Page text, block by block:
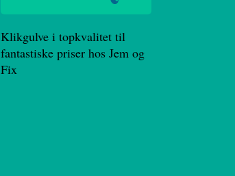
Klikgulve i topkvalitet til
fantastiske priser hos Jem og
Fix